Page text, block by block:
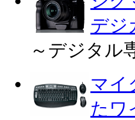
デジ
～デジタル
マイ
たワ